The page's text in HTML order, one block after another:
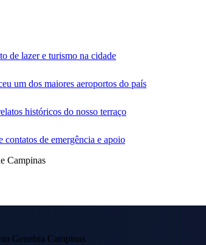
de lazer e turismo na cidade
um dos maiores aeroportos do país
históricos do nosso terraço
contatos de emergência e apoio
Campinas
Genebra Campinas